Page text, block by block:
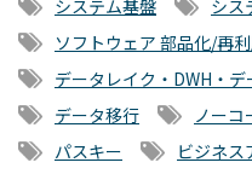
システム基盤
シス
ソフトウェア 部品化/再
データレイク・DWH・デ
データ移行
ノーコ
パスキー
ビジネス